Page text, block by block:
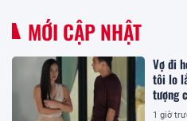
MỚI CẬP NHẬT
Vợ đi
tôi lo
tượng
1 giờ